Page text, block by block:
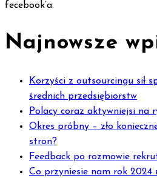
fecebook’a.
Najnowsze
Korzyści z outsourcingu sił
średnich przedsiębiorstw
Polacy coraz aktywniejsi na
Okres próbny – zło
stron?
Feedback po rozmowie
Co przyniesie nam rok 2024